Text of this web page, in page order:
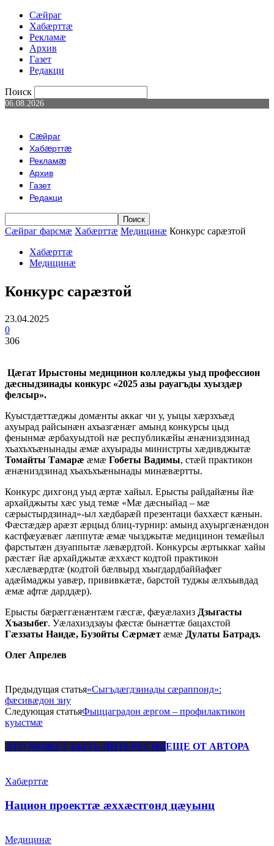
Сæйраг
Хабæрттæ
Рекламæ
Архив
Газет
Редакци
Поиск
06.08.2026
Сæйраг
Хабæрттæ
Рекламæ
Архив
Газет
Редакци
Сæйраг фарсмæ Хабæрттæ Медицинæ Конкурс сарæзтой
Хабæрттæ
Медицинæ
Конкурс сарæзтой
23.04.2025
0
306
Цæгат Ирыстоны медицинон колледжы уыд профессион
дæсныдзинады конкурс «2025 азы рауагъды хуыздæр
фелсыр».
Куыстдæттæджы домæнты аккаг чи у, уыцы хæрзхъæд
ахуырад райсынæн ахъазгæнæг амынд конкурсы цыд
фенынмæ æрбахуыдтой нæ республикæйы æнæниздзинад
хъахъхъæнынады æмæ ахуырады министрты хæдивджытæ
Томайты Тамарæ æмæ Гобеты Вадимы, стæй практикон
æнæниздзинад хъахъхъæнынады минæвæртты.
Конкурс дихгонд уыд æртæ хайыл. Ерысты райдайæны йæ
архайджыты хæс уыд темæ «Мæ дæсныйад – мæ
сæрыстырдзинад»-ыл хæдбарæй презентаци баххæст кæнын.
Фæстæдæр арæзт æрцыд блиц-турнир: амынд ахуыргæнæндон
кастфæуæвæг лæппутæ æмæ чызджытæ медицинон темæйыл
фарстытæн дзуаппытæ лæвæрдтой. Конкурсы æртыккаг хайы
рæстæг йæ архайджытæ æххæст кодтой практикон
хæслæвæрдтæ (кодтой бæлвырд хъыгдардбаййафæг
адæймаджы уавæр, прививкæтæ, барстой туджы æлхъывдад
æмæ афтæ дарддæр).
Ерысты бæрæггæнæнтæм гæсгæ, фæуæлахиз Дзыгасты
Хъазыбег. Уæлахиздзауы фæстæ бынæттæ бацахстой
Гæззаты Наидæ, Бузойты Сæрмæт æмæ Дулаты Батрадз.
Олег Апрелев
Предыдущая статья«Сыгъдæгдзинады сæраппонд»:
фæсивæдон зиу
Следующая статьяФыццаградон æргом – профилактикон
куыстмæ
ЭТО МОЖЕТ БЫТЬ ИНТЕРЕСНОЕЩЕ ОТ АВТОРА
Хабæрттæ
Национ проекттæ æххæстгонд цæуынц
Медицинæ